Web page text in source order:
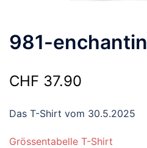
981-
CHF 37.90
Das T-Shirt vom 30.5.2025
Grössentabelle T-Shirt